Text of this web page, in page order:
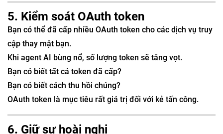
5. Kiểm soát OAuth token
Bạn có thể đã cấp nhiều OAuth token cho các dịch vụ truy
cập thay mặt bạn.
Khi agent AI bùng nổ, số lượng token sẽ tăng vọt.
Bạn có biết tất cả token đã cấp?
Bạn có biết cách thu hồi chúng?
OAuth token là mục tiêu rất giá trị đối với kẻ tấn công.
6. Giữ sự hoài nghi